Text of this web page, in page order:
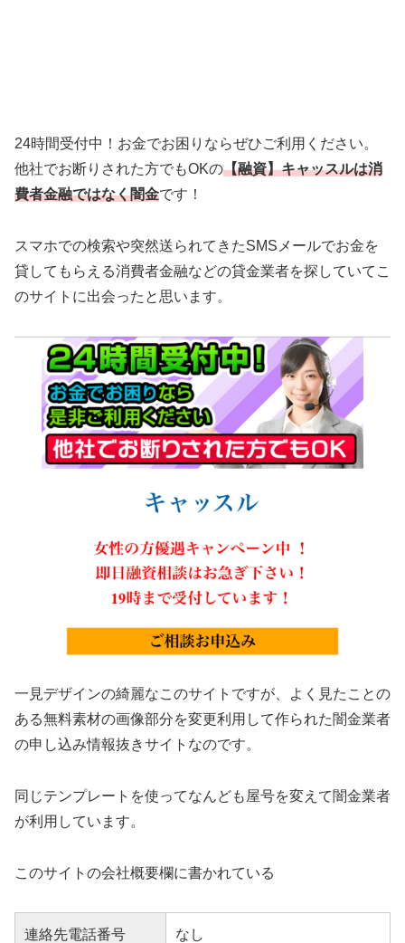
24時間受付中！お金でお困りならぜひご利用ください。
他社でお断りされた方でもOKの【融資】キャッスルは消
費者金融ではなく闇金です！
スマホでの検索や突然送られてきたSMSメールでお金を
貸してもらえる消費者金融などの貸金業者を探していてこ
のサイトに出会ったと思います。
一見デザインの綺麗なこのサイトですが、よく見たことの
ある無料素材の画像部分を変更利用して作られた闇金業者
の申し込み情報抜きサイトなのです。
同じテンプレートを使ってなんども屋号を変えて闇金業者
が利用しています。
このサイトの会社概要欄に書かれている
連絡先電話番号 なし